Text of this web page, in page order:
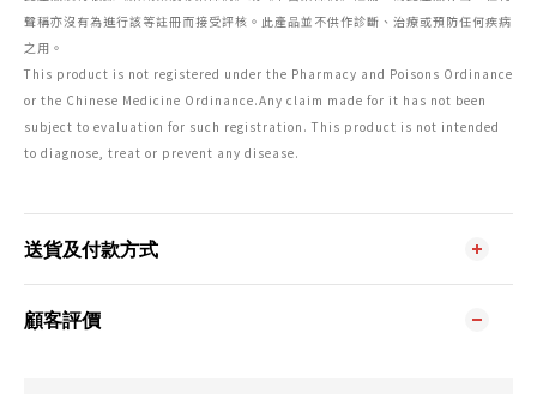
聲稱亦沒有為進行該等註冊而接受評核。此產品並不供作診斷、治療或預防任何疾病
之用。
This product is not registered under the Pharmacy and Poisons Ordinance
or the Chinese Medicine Ordinance.Any claim made for it has not been
subject to evaluation for such registration. This product is not intended
to diagnose, treat or prevent any disease.
送貨及付款方式
顧客評價